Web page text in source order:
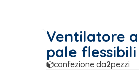
Ventilatore
pale
confezione da2pezzi